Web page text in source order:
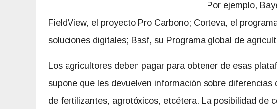
Por ejemplo,
FieldView, el proyecto Pro Carbono; Corteva, el
soluciones digitales; Basf, su Programa global de
Los agricultores deben pagar para obtener de esas
supone que les devuelven información sobre
de fertilizantes, agrotóxicos, etcétera. La posibilidad de